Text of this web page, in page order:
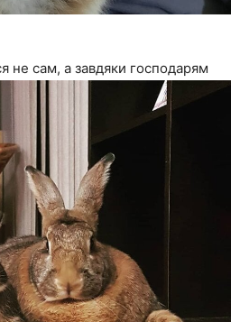
не сам, а завдяки господарям